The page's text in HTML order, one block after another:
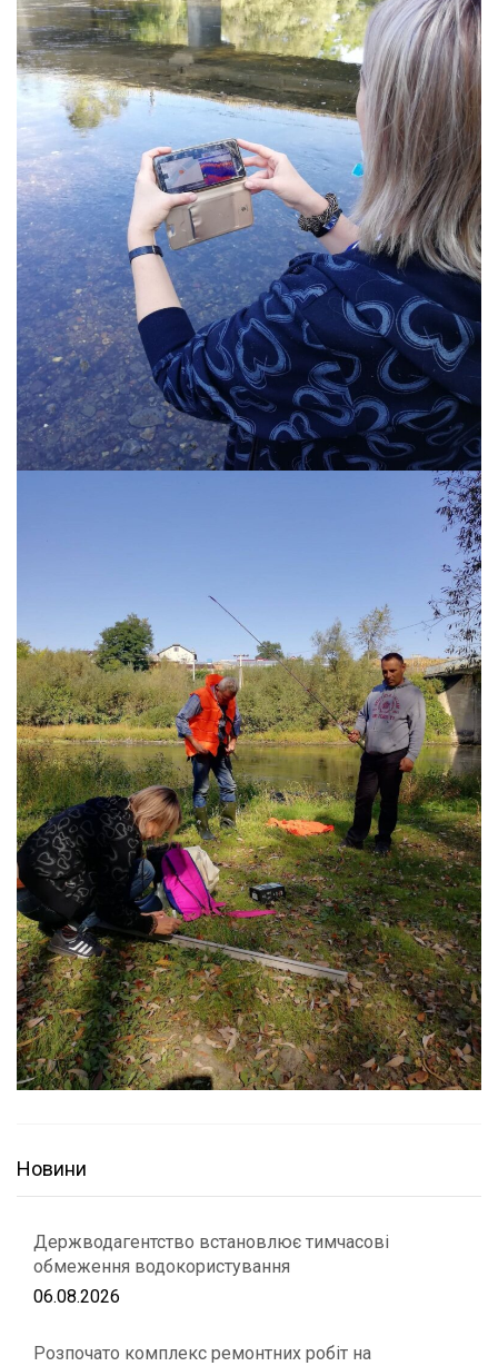
Новини
Держводагентство встановлює тимчасові
обмеження водокористування
06.08.2026
Розпочато комплекс ремонтних робіт на